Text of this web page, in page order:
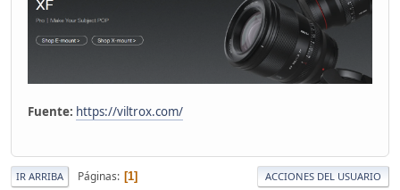
Fuente: https://viltrox.com/
IR ARRIBA Páginas 1 ACCIONES DEL USUARIO